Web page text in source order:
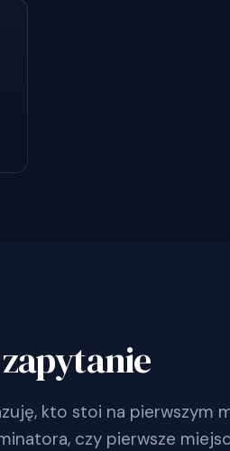
kto stoi na pierwszym
czy pierwsze